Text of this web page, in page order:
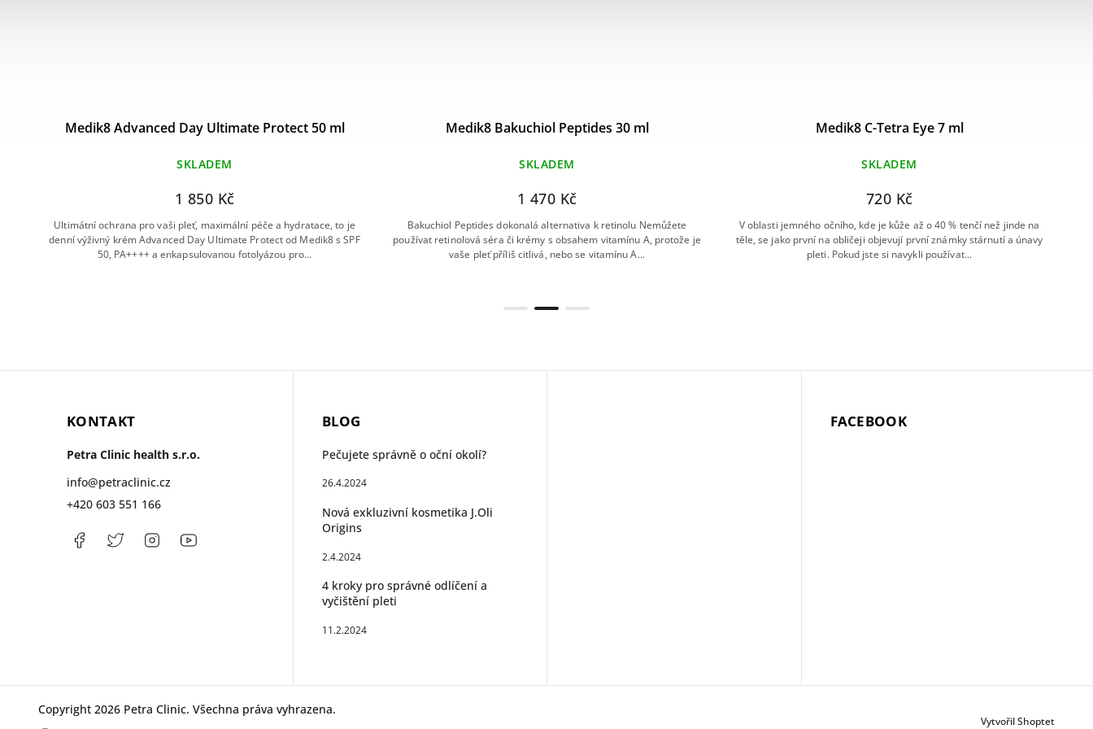
Medik8 Advanced Day Ultimate Protect 50 ml
SKLADEM
1 850 Kč
Ultimátní ochrana pro vaši pleť, maximální péče a hydratace, to je
denní výživný krém Advanced Day Ultimate Protect od Medik8 s SPF
50, PA++++ a enkapsulovanou fotolyázou pro...
Medik8 Bakuchiol Peptides 30 ml
SKLADEM
1 470 Kč
Bakuchiol Peptides dokonalá alternativa k retinolu Nemůžete
používat retinolová séra či krémy s obsahem vitamínu A, protože je
vaše pleť příliš citlivá, nebo se vitamínu A...
Medik8 C-Tetra Eye 7 ml
SKLADEM
720 Kč
V oblasti jemného očního, kde je kůže až o 40 % tenčí než jinde na
těle, se jako první na obličeji objevují první známky stárnutí a únavy
pleti. Pokud jste si navykli používat...
KONTAKT
Petra Clinic health s.r.o.
info@petraclinic.cz
+420 603 551 166
FacebookPetraClinicInstagram
BLOG
Pečujete správně o oční okolí?
26.4.2024
Nová exkluzivní kosmetika J.Oli
Origins
2.4.2024
4 kroky pro správné odlíčení a
vyčištění pleti
11.2.2024
FACEBOOK
Vytvořil Shoptet
Copyright 2026 Petra Clinic. Všechna práva vyhrazena.